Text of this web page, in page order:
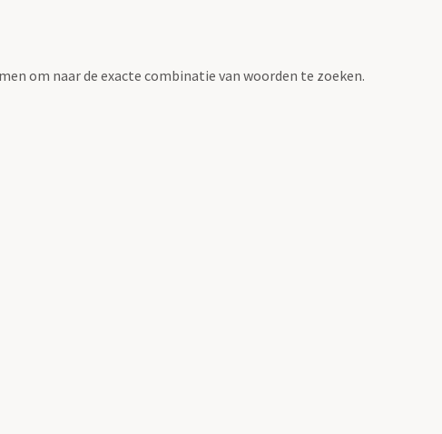
om naar de exacte combinatie van woorden te zoeken.